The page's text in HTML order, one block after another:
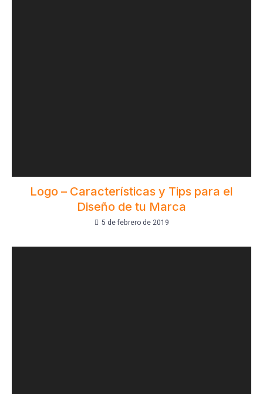
Logo – Características y Tips para el
Diseño de tu Marca
5 de febrero de 2019